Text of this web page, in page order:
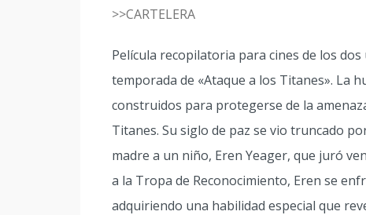
>>CARTELERA
Película recopilatoria para cines de los
temporada de «Ataque a los Titanes». La
construidos para protegerse de la
Titanes. Su siglo de paz se vio truncado
madre a un niño, Eren Yeager, que juró
a la Tropa de Reconocimiento, Eren se
adquiriendo una habilidad especial que